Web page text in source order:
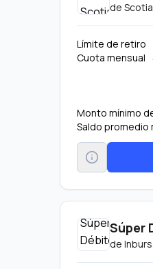
de
Límite de retiro
Cuota mensual
Monto mínimo
Saldo promedio
Súper
de